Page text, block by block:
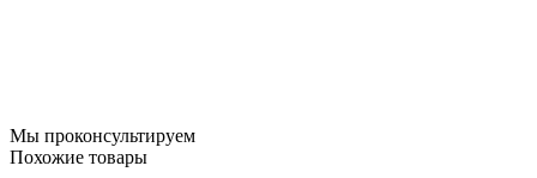
Мы проконсультируем
Похожие товары